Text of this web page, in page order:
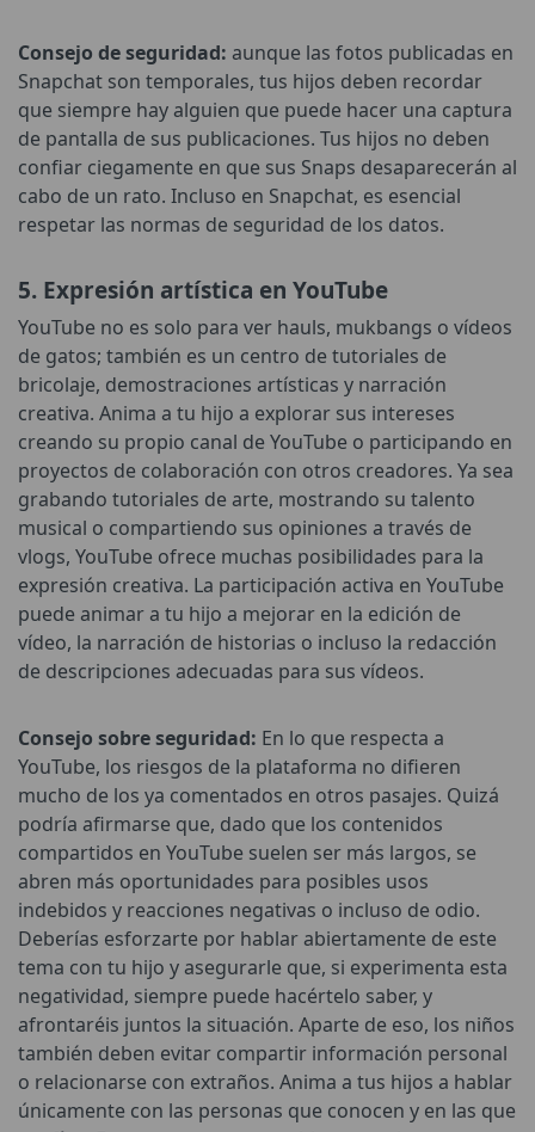
Consejo de seguridad: aunque las fotos publicadas en
Snapchat son temporales, tus hijos deben recordar
que siempre hay alguien que puede hacer una captura
de pantalla de sus publicaciones. Tus hijos no deben
confiar ciegamente en que sus Snaps desaparecerán al
cabo de un rato. Incluso en Snapchat, es esencial
respetar las normas de seguridad de los datos.
5. Expresión artística en YouTube
YouTube no es solo para ver hauls, mukbangs o vídeos
de gatos; también es un centro de tutoriales de
bricolaje, demostraciones artísticas y narración
creativa. Anima a tu hijo a explorar sus intereses
creando su propio canal de YouTube o participando en
proyectos de colaboración con otros creadores. Ya sea
grabando tutoriales de arte, mostrando su talento
musical o compartiendo sus opiniones a través de
vlogs, YouTube ofrece muchas posibilidades para la
expresión creativa. La participación activa en YouTube
puede animar a tu hijo a mejorar en la edición de
vídeo, la narración de historias o incluso la redacción
de descripciones adecuadas para sus vídeos.
Consejo sobre seguridad: En lo que respecta a
YouTube, los riesgos de la plataforma no difieren
mucho de los ya comentados en otros pasajes. Quizá
podría afirmarse que, dado que los contenidos
compartidos en YouTube suelen ser más largos, se
abren más oportunidades para posibles usos
indebidos y reacciones negativas o incluso de odio.
Deberías esforzarte por hablar abiertamente de este
tema con tu hijo y asegurarle que, si experimenta esta
negatividad, siempre puede hacértelo saber, y
afrontaréis juntos la situación. Aparte de eso, los niños
también deben evitar compartir información personal
o relacionarse con extraños. Anima a tus hijos a hablar
únicamente con las personas que conocen y en las que